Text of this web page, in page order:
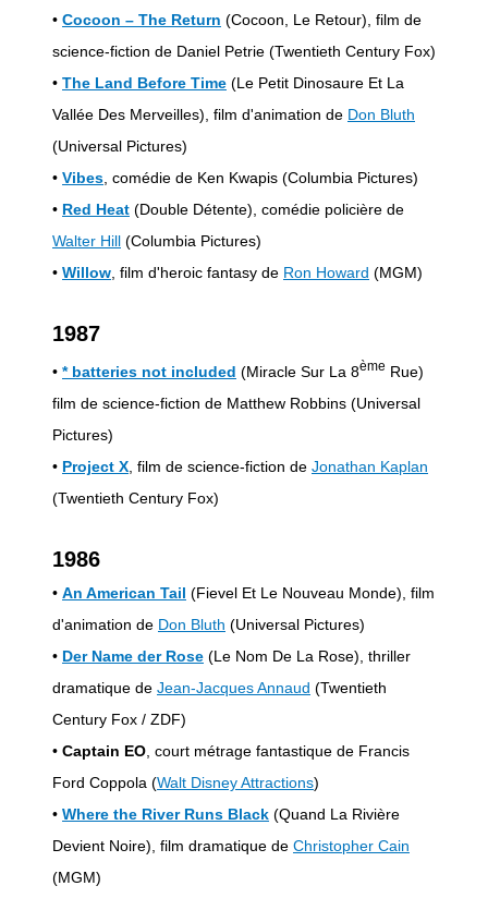
• Cocoon – The Return (Cocoon, Le Retour), film de
science-fiction de Daniel Petrie (Twentieth Century Fox)
• The Land Before Time (Le Petit Dinosaure Et La
Vallée Des Merveilles), film d'animation de Don Bluth
(Universal Pictures)
• Vibes , comédie de Ken Kwapis (Columbia Pictures)
• Red Heat (Double Détente), comédie policière de
Walter Hill (Columbia Pictures)
• Willow , film d'heroic fantasy de Ron Howard (MGM)
1987
• * batteries not included (Miracle Sur La 8ème Rue)
film de science-fiction de Matthew Robbins (Universal
Pictures)
• Project X , film de science-fiction de Jonathan Kaplan
(Twentieth Century Fox)
1986
• An American Tail (Fievel Et Le Nouveau Monde), film
d'animation de Don Bluth (Universal Pictures)
• Der Name der Rose (Le Nom De La Rose), thriller
dramatique de Jean-Jacques Annaud (Twentieth
Century Fox / ZDF)
• Captain EO , court métrage fantastique de Francis
Ford Coppola (Walt Disney Attractions)
• Where the River Runs Black (Quand La Rivière
Devient Noire), film dramatique de Christopher Cain
(MGM)